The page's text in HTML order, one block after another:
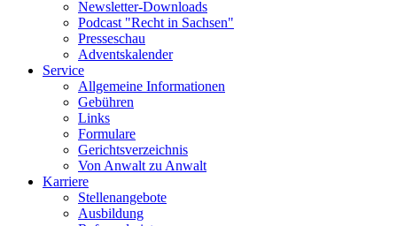
Newsletter-Downloads
Podcast "Recht in Sachsen"
Presseschau
Adventskalender
Service
Allgemeine Informationen
Gebühren
Links
Formulare
Gerichtsverzeichnis
Von Anwalt zu Anwalt
Karriere
Stellenangebote
Ausbildung